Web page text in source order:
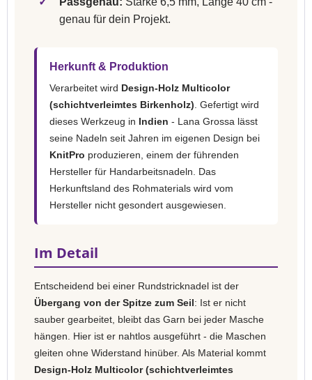
genau für dein Projekt.
Herkunft & Produktion
Verarbeitet wird Design-Holz Multicolor
(schichtverleimtes Birkenholz) . Gefertigt wird
dieses Werkzeug in Indien - Lana Grossa lässt
seine Nadeln seit Jahren im eigenen Design bei
KnitPro produzieren, einem der führenden
Hersteller für Handarbeitsnadeln. Das
Herkunftsland des Rohmaterials wird vom
Hersteller nicht gesondert ausgewiesen.
Im Detail
Entscheidend bei einer Rundstricknadel ist der
Übergang von der Spitze zum Seil: Ist er nicht
sauber gearbeitet, bleibt das Garn bei jeder Masche
hängen. Hier ist er nahtlos ausgeführt - die Maschen
gleiten ohne Widerstand hinüber. Als Material kommt
Design-Holz Multicolor (schichtverleimtes